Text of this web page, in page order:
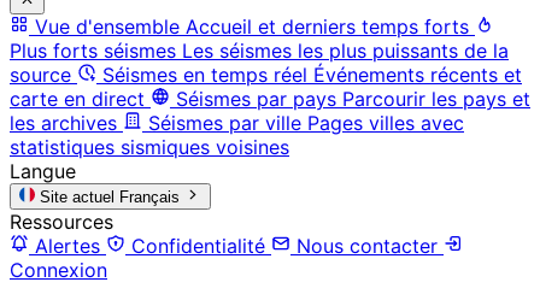
Vue d'ensemble Accueil et derniers temps forts
Plus forts séismes Les séismes les plus puissants de la
source
Séismes en temps réel Événements récents et
carte en direct
Séismes par pays Parcourir les pays et
les archives
Séismes par ville Pages villes avec
statistiques sismiques voisines
Langue
Site actuel Français
Ressources
Alertes
Confidentialité
Nous contacter
Connexion